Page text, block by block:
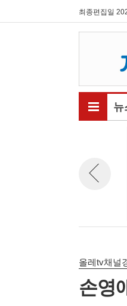
최종편집일
뉴
전
올레tv채널
손영